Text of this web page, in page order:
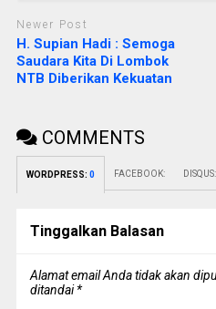
Newer Post
H. Supian Hadi : Semoga
Saudara Kita Di Lombok
NTB Diberikan Kekuatan
COMMENTS
WORDPRESS: 0 FACEBOOK: DISQUS:
Tinggalkan Balasan
Alamat email Anda tidak akan
ditandai*